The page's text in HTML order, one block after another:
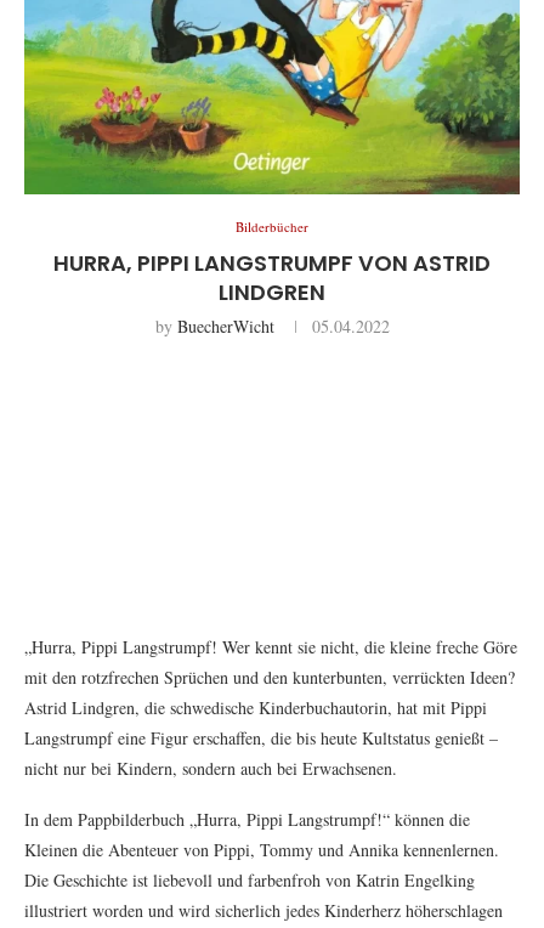
Bilderbücher
HURRA, PIPPI LANGSTRUMPF VON ASTRID
LINDGREN
by BuecherWicht 05.04.2022
„Hurra, Pippi Langstrumpf! Wer kennt sie nicht, die kleine freche Göre
mit den rotzfrechen Sprüchen und den kunterbunten, verrückten Ideen?
Astrid Lindgren, die schwedische Kinderbuchautorin, hat mit Pippi
Langstrumpf eine Figur erschaffen, die bis heute Kultstatus genießt –
nicht nur bei Kindern, sondern auch bei Erwachsenen.
In dem Pappbilderbuch „Hurra, Pippi Langstrumpf!“ können die
Kleinen die Abenteuer von Pippi, Tommy und Annika kennenlernen.
Die Geschichte ist liebevoll und farbenfroh von Katrin Engelking
illustriert worden und wird sicherlich jedes Kinderherz höherschlagen